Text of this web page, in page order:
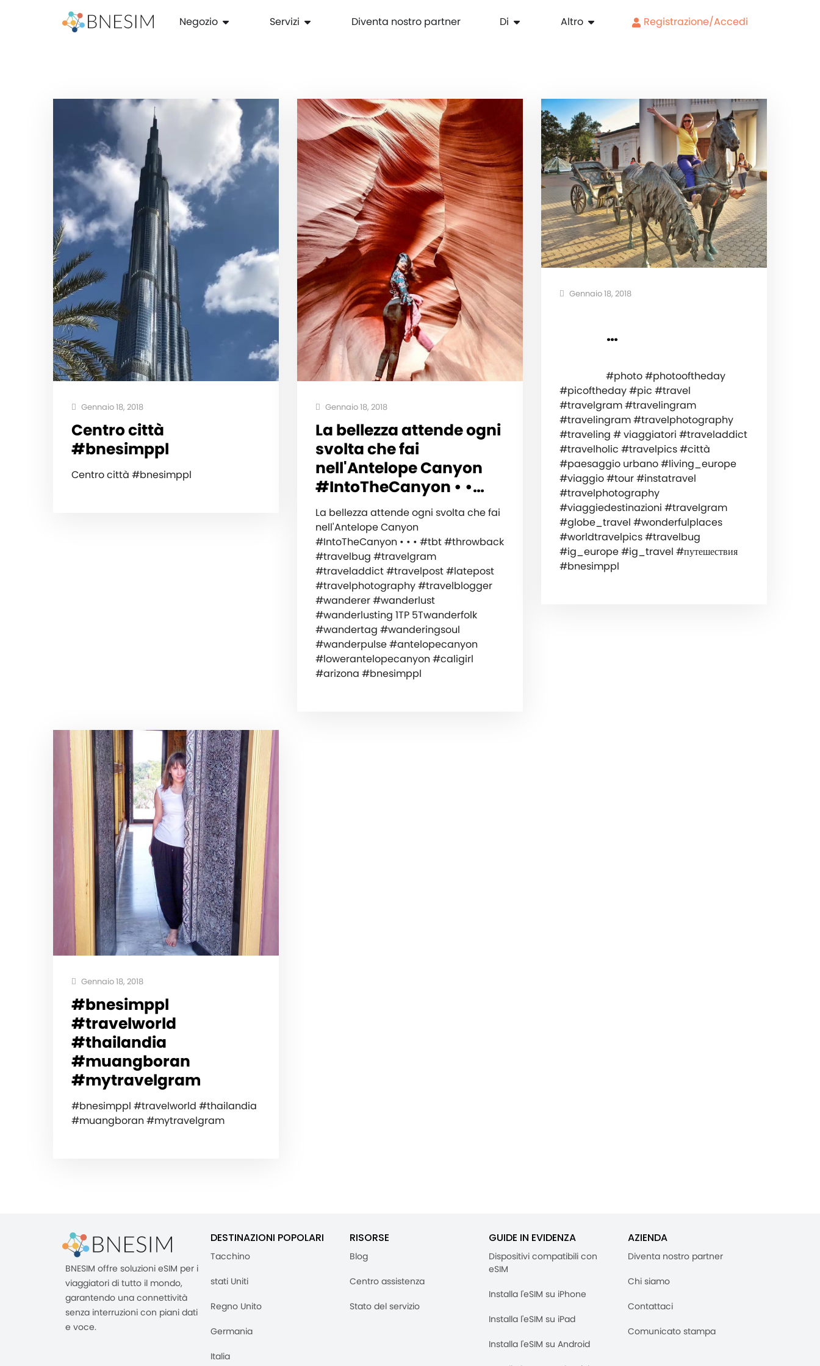
Negozio Servizi Diventa nostro partner Di Altro Registrazione/Accedi
Gennaio 18, 2018
Centro città
#bnesimppl
Centro città #bnesimppl
Gennaio 18, 2018
La bellezza attende ogni
svolta che fai
nell'Antelope Canyon ️
#IntoTheCanyon • •…
La bellezza attende ogni svolta che fai
nell'Antelope Canyon ️
#IntoTheCanyon • • • #tbt #throwback
#travelbug #travelgram
#traveladdict #travelpost #latepost
#travelphotography #travelblogger
#wanderer #wanderlust
#wanderlusting 1TP 5Twanderfolk
#wandertag #wanderingsoul
#wanderpulse #antelopecanyon
#lowerantelopecanyon #caligirl
#arizona #bnesimppl
Gennaio 18, 2018
⠀⠀ ⠀⠀…
⠀ ⠀⠀ ⠀ ⠀ #photo #photooftheday
#picoftheday #pic #travel
#travelgram #travelingram
#travelingram #travelphotography
#traveling # viaggiatori #traveladdict
#travelholic #travelpics #città
#paesaggio urbano #living_europe
#viaggio #tour #instatravel
#travelphotography
#viaggiedestinazioni #travelgram
#globe_travel #wonderfulplaces
#worldtravelpics #travelbug
#ig_europe #ig_travel #путешествия
#bnesimppl
Gennaio 18, 2018
#bnesimppl
#travelworld
#thailandia
#muangboran
#mytravelgram
#bnesimppl #travelworld #thailandia
#muangboran #mytravelgram
BNESIM offre soluzioni eSIM per i
viaggiatori di tutto il mondo,
garantendo una connettività
senza interruzioni con piani dati
e voce.
DESTINAZIONI POPOLARI
Tacchino
stati Uniti
Regno Unito
Germania
Italia
RISORSE
Blog
Centro assistenza
Stato del servizio
GUIDE IN EVIDENZA
Dispositivi compatibili con
eSIM
Installa l'eSIM su iPhone
Installa l'eSIM su iPad
Installa l'eSIM su Android
AZIENDA
Diventa nostro partner
Chi siamo
Contattaci
Comunicato stampa